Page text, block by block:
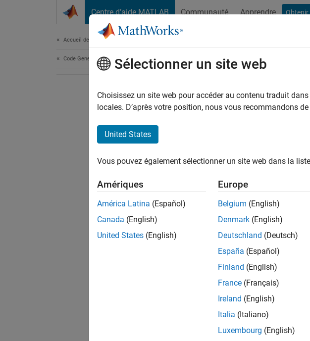
Centre d’aide MATLAB Communauté Apprendre Obtenir
Accueil de la documentation
Code Generation Sélectionner un site web
Choisissez un site web pour accéder au contenu traduit
locales. D’après votre position, nous vous recommandons
United States
Vous pouvez également sélectionner un site web dans la
Amériques
América Latina (Español)
Canada (English)
United States (English)
Europe
Belgium (English)
Denmark (English)
Deutschland (Deutsch)
España (Español)
Finland (English)
France (Français)
Ireland (English)
Italia (Italiano)
Luxembourg (English)